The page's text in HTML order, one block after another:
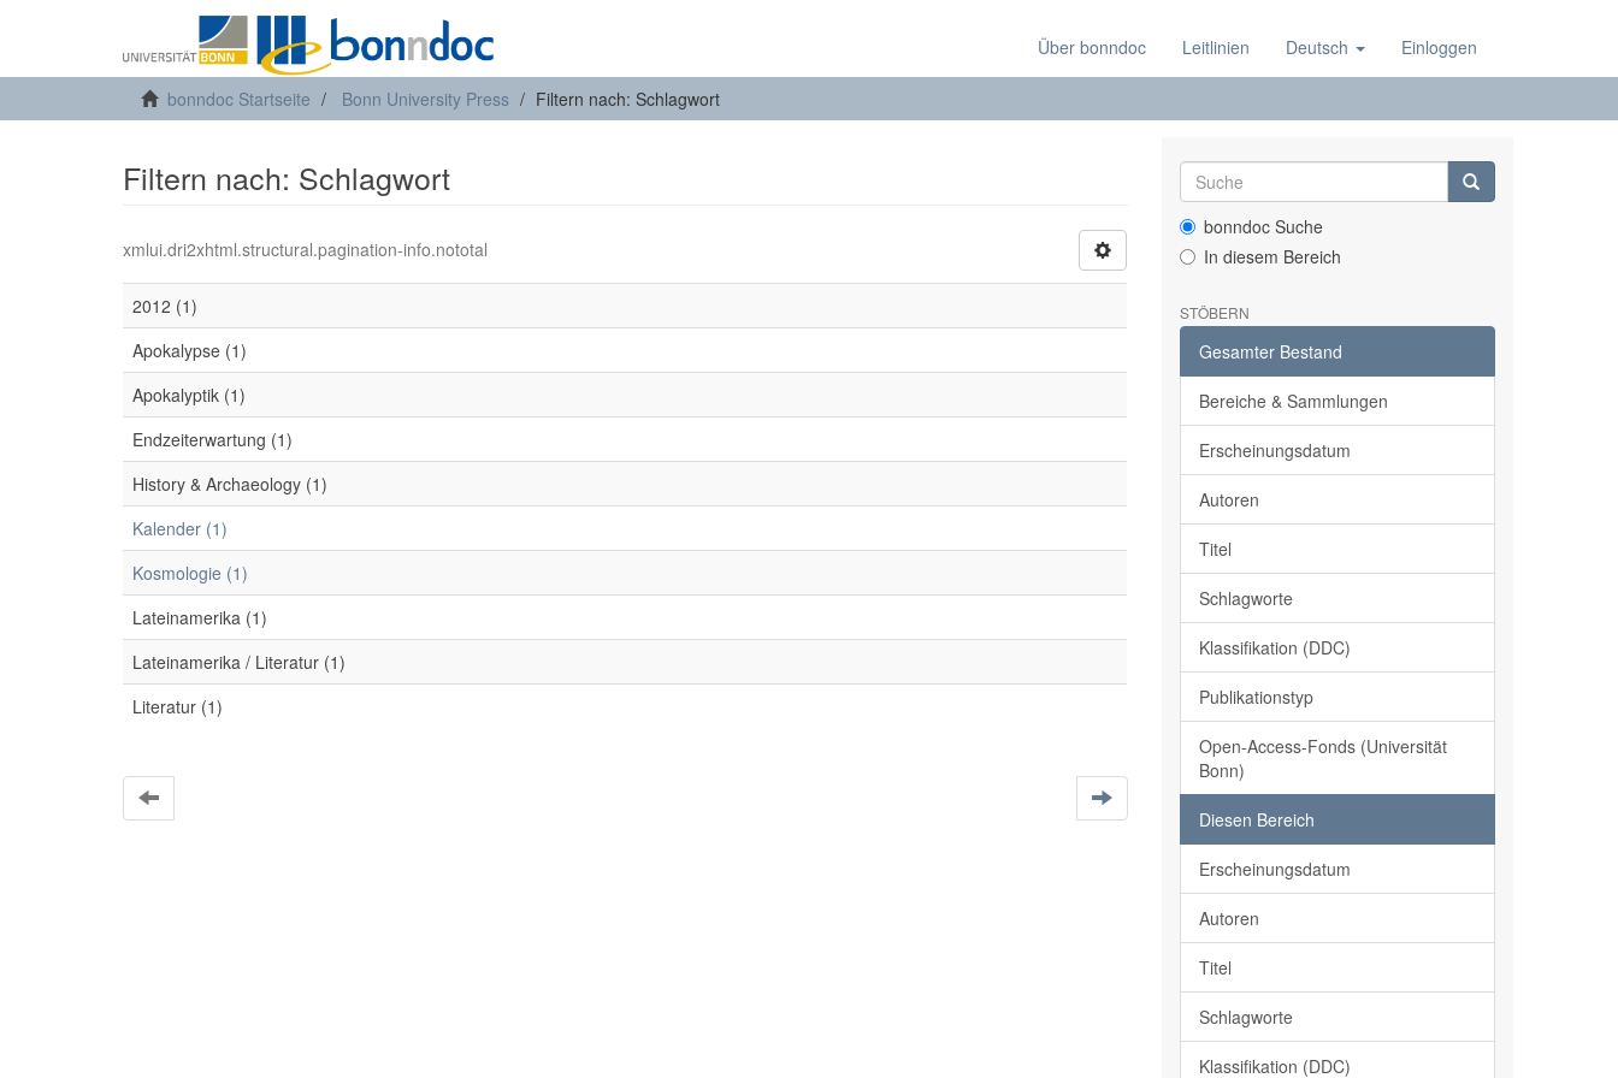
Über bonndoc Leitlinien Deutsch Einloggen
bonndoc Startseite Bonn University Press Filtern nach: Schlagwort
Filtern nach: Schlagwort
xmlui.dri2xhtml.structural.pagination-info.nototal
2012 (1)
Apokalypse (1)
Apokalyptik (1)
Endzeiterwartung (1)
History & Archaeology (1)
Kalender (1)
Kosmologie (1)
Lateinamerika (1)
Lateinamerika / Literatur (1)
Literatur (1)
bonndoc Suche
In diesem Bereich
STÖBERN
Gesamter Bestand
Bereiche & Sammlungen
Erscheinungsdatum
Autoren
Titel
Schlagworte
Klassifikation (DDC)
Publikationstyp
Open-Access-Fonds (Universität
Bonn)
Diesen Bereich
Erscheinungsdatum
Autoren
Titel
Schlagworte
Klassifikation (DDC)